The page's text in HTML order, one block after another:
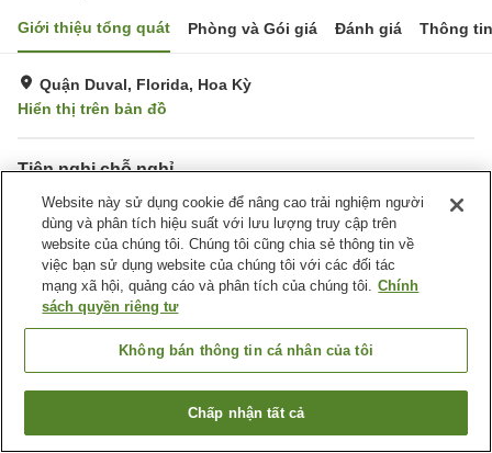
Giới thiệu tổng quát Phòng và Gói giá Đánh giá Thông
Quận Duval, Florida, Hoa Kỳ
Hiển thị trên bản đồ
Tiện nghi chỗ nghỉ
Bãi đỗ xe
Hoàn toàn không hút thuốc
Giặt ủi
Hồ bơi ngoài trời
Trang chủ Hoa Kỳ Florida
Quận Duval
Red Roof Inn PLUS+ Jacksonville - Southpoint
Tìm phòng trống
Website này sử dụng cookie để nâng cao trải nghiệm người
dùng và phân tích hiệu suất với lưu lượng truy cập trên
website của chúng tôi. Chúng tôi cũng chia sẻ thông tin về
việc bạn sử dụng website của chúng tôi với các đối tác
mạng xã hội, quảng cáo và phân tích của chúng tôi. Chính
sách quyền riêng tư
Không bán thông tin cá nhân của tôi
Chấp nhận tất cả